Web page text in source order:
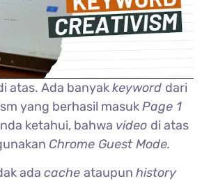
atas. Ada banyakkeyword dari
yang berhasil masukPage 1
ketahui, bahwa video di atas
Chrome Guest Mode.
adacacheataupunhistory